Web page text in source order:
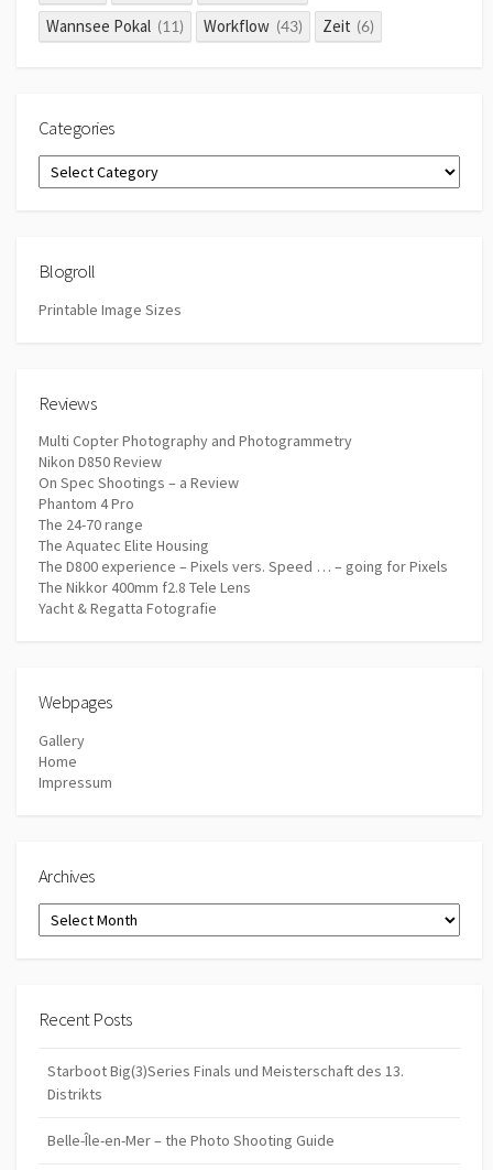
Wannsee Pokal (11) Workflow (43) Zeit (6)
Categories
Categories
Blogroll
Printable Image Sizes
Reviews
Multi Copter Photography and Photogrammetry
Nikon D850 Review
On Spec Shootings – a Review
Phantom 4 Pro
The 24-70 range
The Aquatec Elite Housing
The D800 experience – Pixels vers. Speed … – going for Pixels
The Nikkor 400mm f2.8 Tele Lens
Yacht & Regatta Fotografie
Webpages
Gallery
Home
Impressum
Archives
Archives
Recent Posts
Starboot Big(3)Series Finals und Meisterschaft des 13.
Distrikts
Belle-Île-en-Mer – the Photo Shooting Guide